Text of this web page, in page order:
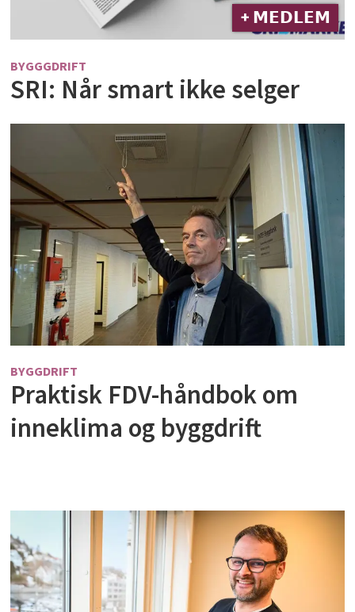
+ 𝗠𝗘𝗗𝗟𝗘𝗠
BYGGGDRIFT
SRI: Når smart ikke selger
BYGGDRIFT
Praktisk FDV-håndbok om
inneklima og byggdrift